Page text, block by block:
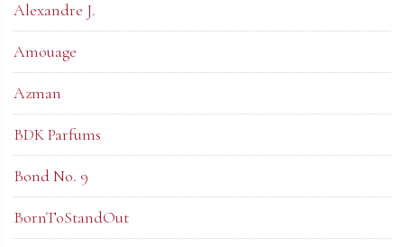
Alexandre J.
Amouage
Azman
BDK Parfums
Bond No. 9
BornToStandOut